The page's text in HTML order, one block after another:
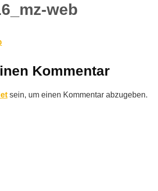
web
Kommentar
sein, um einen Kommentar abzugeben.